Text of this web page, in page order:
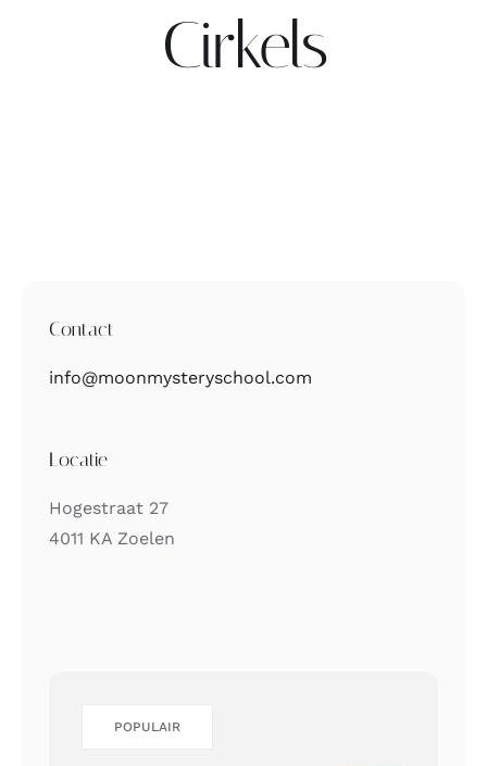
Contact
Cirkels
Contact
info@moonmysteryschool.com
Locatie
Hogestraat 27
4011 KA Zoelen
POPULAIR